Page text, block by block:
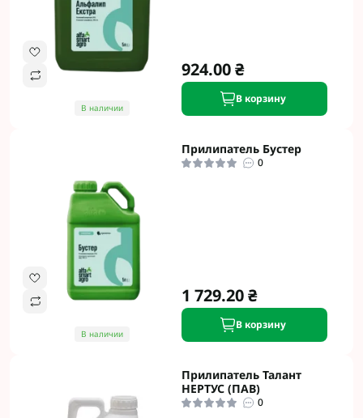
В наличии
924.00 ₴
В корзину
В наличии
Прилипатель Бустер
0
1 729.20 ₴
В корзину
Прилипатель Талант
НЕРТУС (ПАВ)
0